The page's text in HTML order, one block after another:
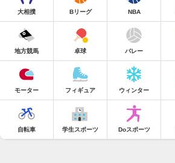
大相撲 Bリーグ NBA
地方競馬 卓球 バレー
モーター フィギュア ウィンター
自転車 学生スポーツ Doスポーツ